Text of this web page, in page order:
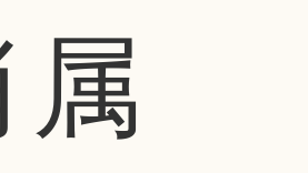
属